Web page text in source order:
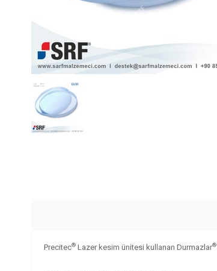
Precitec® Lazer kesim ünitesi kullanan Durmazlar®